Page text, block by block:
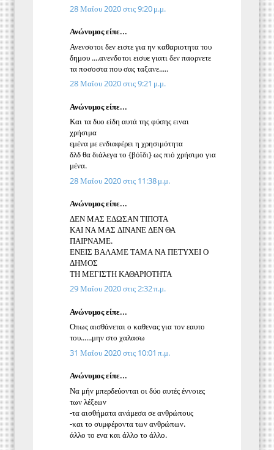
28 Μαΐου 2020 στις 9:20 μ.μ.
Ανώνυμος είπε...
Ανενσοτοι δεν ειστε για ην καθαριοτητα του
δημου ....ανενδοτοι εισυε γιατι δεν παορνετε
τα ποσοστα που σας ταξανε.....
28 Μαΐου 2020 στις 9:21 μ.μ.
Ανώνυμος είπε...
Και τα δυο είδη αυτά της φύσης ειναι
χρήσιμα
εμένα με ενδιαφέρει η χρησιμότητα
δλδ θα διάλεγα το {βόϊδι} ως πιό χρήσιμο για
μένα.
28 Μαΐου 2020 στις 11:38 μ.μ.
Ανώνυμος είπε...
ΔΕΝ ΜΑΣ ΕΔΩΣΑΝ ΤΙΠΟΤΑ
ΚΑΙ ΝΑ ΜΑΣ ΔΙΝΑΝΕ ΔΕΝ ΘΑ
ΠΑΙΡΝΑΜΕ.
ΕΝΕΙΣ ΒΑΛΑΜΕ ΤΑΜΑ ΝΑ ΠΕΤΥΧΕΙ Ο
ΔΗΜΟΣ
ΤΗ ΜΕΓΙΣΤΗ ΚΑΘΑΡΙΟΤΗΤΑ
29 Μαΐου 2020 στις 2:32 π.μ.
Ανώνυμος είπε...
Οπως αισθάνεται ο καθενας για τον εαυτο
του......μην στο χαλασω
31 Μαΐου 2020 στις 10:01 π.μ.
Ανώνυμος είπε...
Να μήν μπερδεύονται οι δύο αυτές έννοιες
των λέξεων
-τα αισθήματα ανάμεσα σε ανθρώπους
-και το συμφέροντα των ανθρώπων.
άλλο το ενα και άλλο το άλλο.